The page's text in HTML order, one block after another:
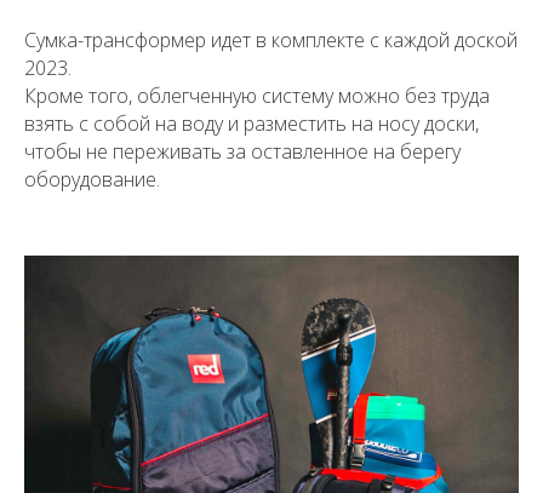
Сумка-трансформер идет в комплекте с каждой доской
2023.
Кроме того, облегченную систему можно без труда
взять с собой на воду и разместить на носу доски,
чтобы не переживать за оставленное на берегу
оборудование.